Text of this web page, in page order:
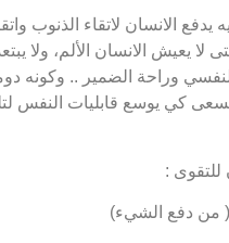
يدفع الانسان لاتقاء الذنوب
لا يعيش الانسان الألم، ولا
وراحة الضمير .. وكونه
كي يوسع قابليات النفس
للتقوى :
من دفع الشيء)